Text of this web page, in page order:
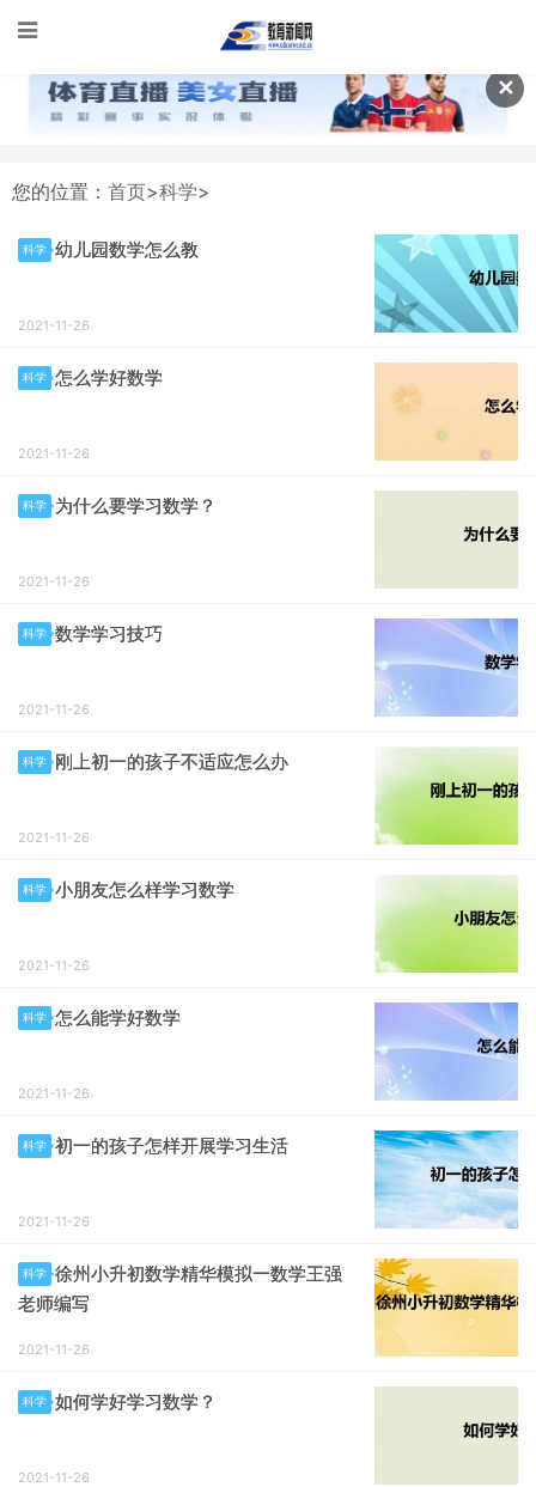
✕
您的位置： 首页>科学>
科学 幼儿园数学怎么教
2021-11-26
科学 怎么学好数学
2021-11-26
科学 为什么要学习数学？
2021-11-26
科学 数学学习技巧
2021-11-26
科学 刚上初一的孩子不适应怎么办
2021-11-26
科学 小朋友怎么样学习数学
2021-11-26
科学 怎么能学好数学
2021-11-26
科学 初一的孩子怎样开展学习生活
2021-11-26
科学 徐州小升初数学精华模拟一数学王强
老师编写
2021-11-26
科学 如何学好学习数学？
2021-11-26